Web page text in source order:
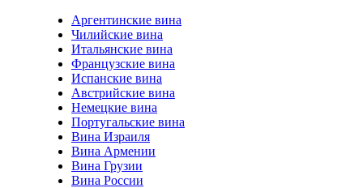
Аргентинские вина
Чилийские вина
Итальянские вина
Французские вина
Испанские вина
Австрийские вина
Немецкие вина
Португальские вина
Вина Израиля
Вина Армении
Вина Грузии
Вина России